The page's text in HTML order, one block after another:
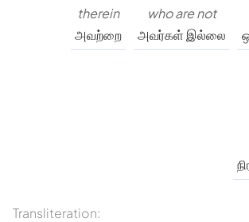
who are not
அவர்கள் இல்லை
therein
அவற்றை
Transliteration: